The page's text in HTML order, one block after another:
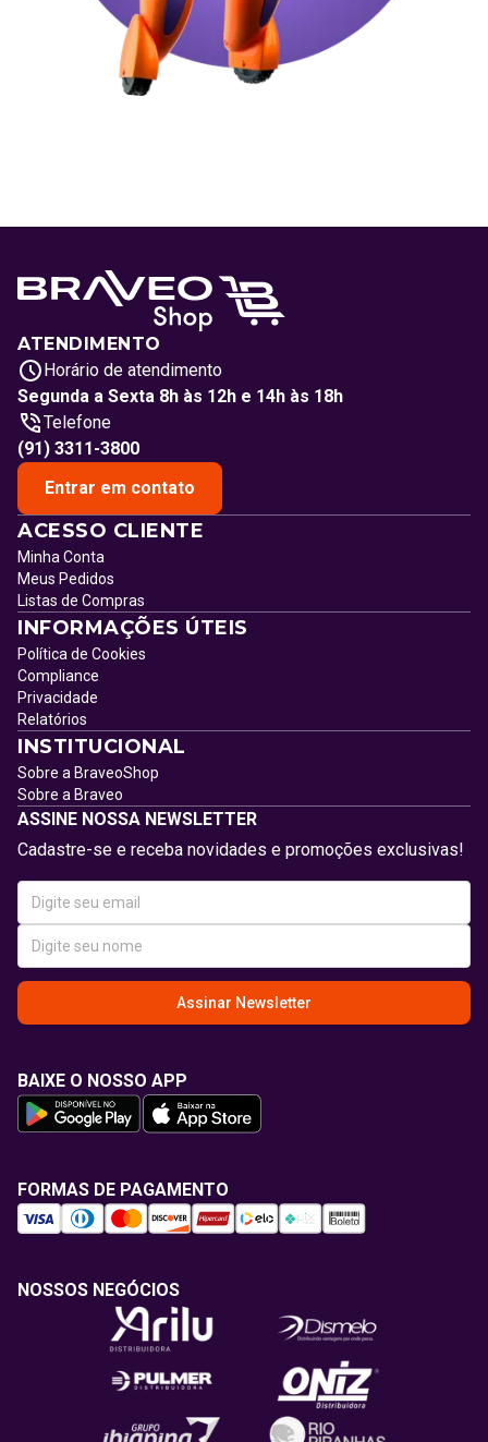
ATENDIMENTO
Horário de atendimento
Segunda a Sexta 8h às 12h e 14h às 18h
Telefone
(91) 3311-3800
Entrar em contato
ACESSO CLIENTE
Minha Conta
Meus Pedidos
Listas de Compras
INFORMAÇÕES ÚTEIS
Política de Cookies
Compliance
Privacidade
Relatórios
INSTITUCIONAL
Sobre a BraveoShop
Sobre a Braveo
ASSINE NOSSA NEWSLETTER
Cadastre-se e receba novidades e promoções exclusivas!
Assinar Newsletter
BAIXE O NOSSO APP
FORMAS DE PAGAMENTO
NOSSOS NEGÓCIOS